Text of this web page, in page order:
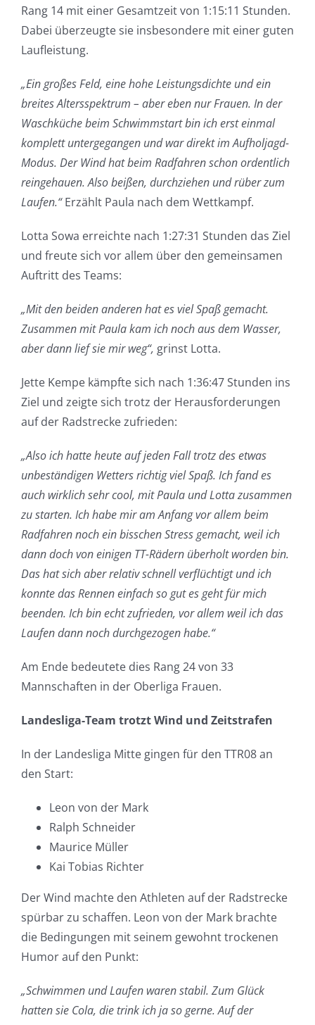
Rang 14 mit einer Gesamtzeit von 1:15:11 Stunden.
Dabei überzeugte sie insbesondere mit einer guten
Laufleistung.
„Ein großes Feld, eine hohe Leistungsdichte und ein
breites Altersspektrum – aber eben nur Frauen. In der
Waschküche beim Schwimmstart bin ich erst einmal
komplett untergegangen und war direkt im Aufholjagd-
Modus. Der Wind hat beim Radfahren schon ordentlich
reingehauen. Also beißen, durchziehen und rüber zum
Laufen.“Erzählt Paula nach dem Wettkampf.
Lotta Sowa erreichte nach 1:27:31 Stunden das Ziel
und freute sich vor allem über den gemeinsamen
Auftritt des Teams:
„Mit den beiden anderen hat es viel Spaß gemacht.
Zusammen mit Paula kam ich noch aus dem Wasser,
aber dann lief sie mir weg“, grinst Lotta.
Jette Kempe kämpfte sich nach 1:36:47 Stunden ins
Ziel und zeigte sich trotz der Herausforderungen
auf der Radstrecke zufrieden:
„Also ich hatte heute auf jeden Fall trotz des etwas
unbeständigen Wetters richtig viel Spaß. Ich fand es
auch wirklich sehr cool, mit Paula und Lotta zusammen
zu starten. Ich habe mir am Anfang vor allem beim
Radfahren noch ein bisschen Stress gemacht, weil ich
dann doch von einigen TT-Rädern überholt worden bin.
Das hat sich aber relativ schnell verflüchtigt und ich
konnte das Rennen einfach so gut es geht für mich
beenden. Ich bin echt zufrieden, vor allem weil ich das
Laufen dann noch durchgezogen habe.“
Am Ende bedeutete dies Rang 24 von 33
Mannschaften in der Oberliga Frauen.
Landesliga-Team trotzt Wind und Zeitstrafen
In der Landesliga Mitte gingen für den TTR08 an
den Start:
Leon von der Mark
Ralph Schneider
Maurice Müller
Kai Tobias Richter
Der Wind machte den Athleten auf der Radstrecke
spürbar zu schaffen. Leon von der Mark brachte
die Bedingungen mit seinem gewohnt trockenen
Humor auf den Punkt:
„Schwimmen und Laufen waren stabil. Zum Glück
hatten sie Cola, die trink ich ja so gerne. Auf der